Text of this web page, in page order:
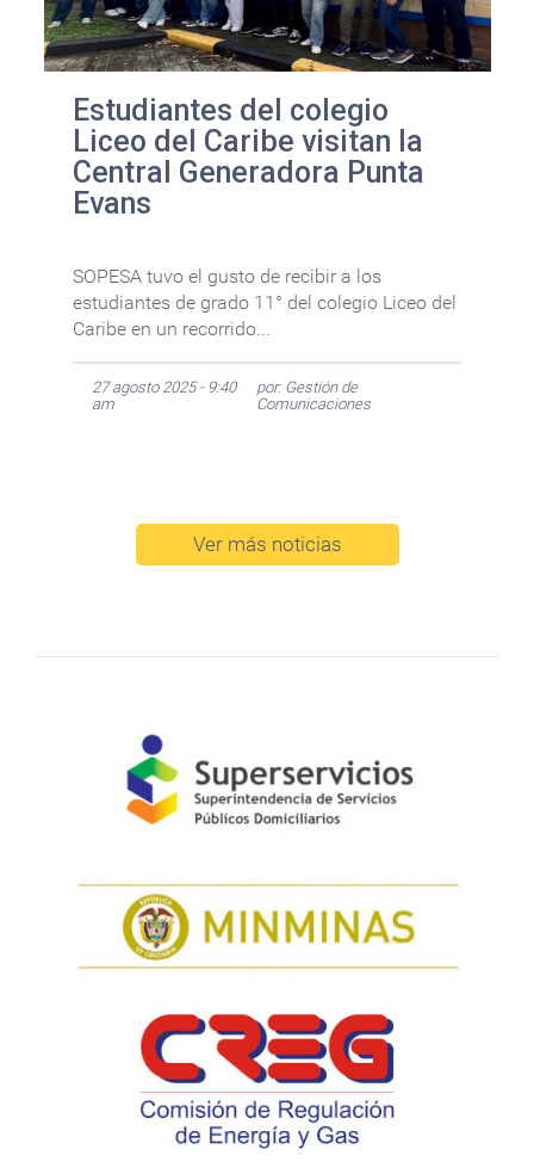
Estudiantes del colegio
Liceo del Caribe visitan la
Central Generadora Punta
Evans
SOPESA tuvo el gusto de recibir a los
estudiantes de grado 11° del colegio Liceo del
Caribe en un recorrido...
27 agosto 2025 - 9:40
am
por: Gestión de
Comunicaciones
Ver más noticias